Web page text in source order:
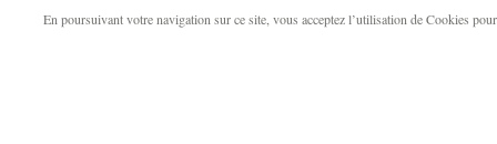
En poursuivant votre navigation sur ce site, vous acceptez l’utilisation de Cookies